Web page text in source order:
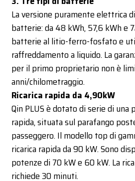
La versione puramente elettrica
batterie: da 48 kWh, 57,6 kWh e
batterie al litio-ferro-fosfato e
raffreddamento a liquido. La
per il primo proprietario non è
anni/chilometraggio.
Ricarica rapida da 4,9OkW
Qin PLUS è dotato di serie di una
rapida, situata sul parafango
passeggero. Il modello top di
ricarica rapida da 90 kW. Sono
potenze di 70 kW e 60 kW. La
richiede 30 minuti.